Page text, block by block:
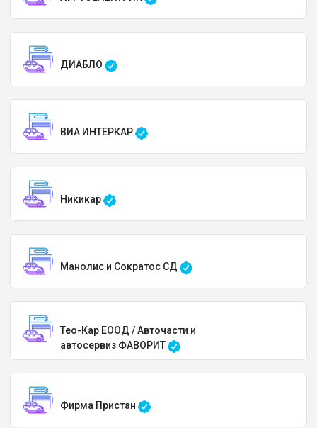
ДИАБЛО
ВИА ИНТЕРКАР
Никикар
Манолис и Сократос СД
Тео-Кар ЕООД / Авточасти и
автосервиз ФАВОРИТ
Фирма Пристан